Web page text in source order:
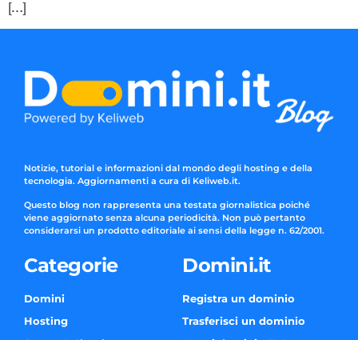
[…]
Notizie, tutorial e informazioni dal mondo degli hosting e della
tecnologia. Aggiornamenti a cura di Keliweb.it.
Questo blog non rappresenta una testata giornalistica poiché
viene aggiornato senza alcuna periodicità. Non può pertanto
considerarsi un prodotto editoriale ai sensi della legge n. 62/2001.
Categorie
Domini
Hosting
Domini.it
Registra un dominio
Trasferisci un dominio